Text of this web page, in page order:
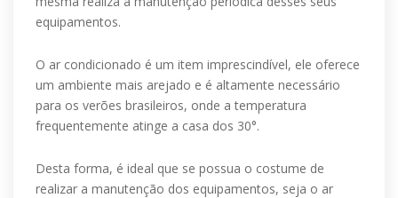
equipamentos.
O ar condicionado é um item imprescindível, ele oferece
um ambiente mais arejado e é altamente necessário
para os verões brasileiros, onde a temperatura
frequentemente atinge a casa dos 30°.
Desta forma, é ideal que se possua o costume de
realizar a manutenção dos equipamentos, seja o ar